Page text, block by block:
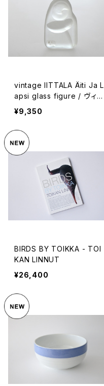
vintage IITTALA Äiti Ja L
apsi glass figure / ヴィン
テージ イッタラ ガラスの置
¥9,350
BIRDS BY TOIKKA - TOI
KAN LINNUT
¥26,400